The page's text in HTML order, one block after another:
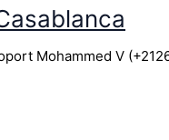
Mohammed V